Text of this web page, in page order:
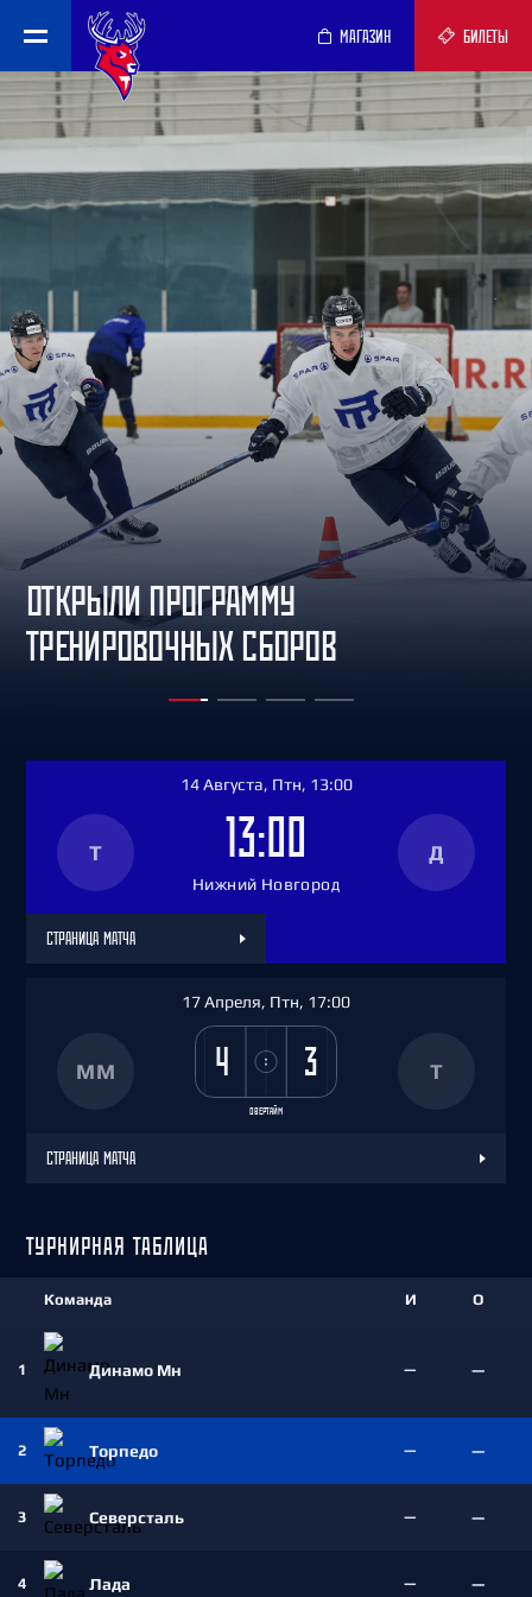
МАГАЗИН БИЛЕТЫ
Хоккейный клуб «Торпедо» Нижний Новгород — официальный сайт
ОТКРЫЛИ ПРОГРАММУ
ТРЕНИРОВОЧНЫХ СБОРОВ
14 Августа, Птн, 13:00
Т
Нижний Новгород
13:00 Д
СТРАНИЦА МАТЧА
17 Апреля, Птн, 17:00
ММ 4 3
ОВЕРТАЙМ
Т
СТРАНИЦА МАТЧА
ТУРНИРНАЯ ТАБЛИЦА
Команда И О
1 Динамо Мн — —
2 Торпедо — —
3 Северсталь — —
4 Лада — —